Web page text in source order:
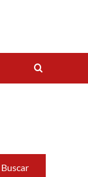
Buscar